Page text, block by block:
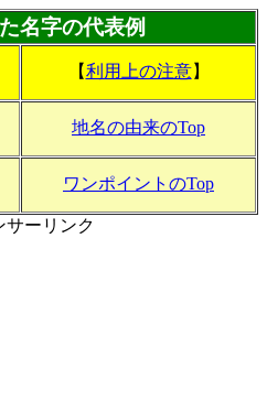
名字の代表例
【利用上の注意】
地名の由来のTop
ワンポイントのTop
サーリンク